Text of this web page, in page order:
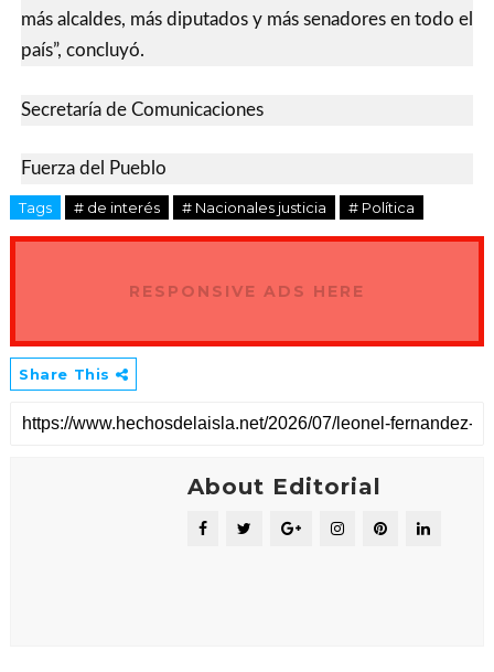
más alcaldes, más diputados y más senadores en todo el
país”, concluyó.
Secretaría de Comunicaciones
Fuerza del Pueblo
Tags # de interés # Nacionales justicia # Política
RESPONSIVE ADS HERE
Share This
About Editorial